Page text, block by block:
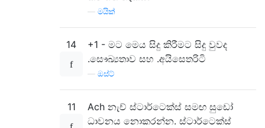
මයික්
14
+1 - මට මෙය සිදු කිරීමට සිදු වුවද
.සෞඛ්‍යතාව සහ .අයිසෙතරිටි
ඔස්ට්
11
Ach නැච් ස්ටාර්ටෙක්ස් සමඟ සුඩෝ
ධාවනය නොකරන්න. ස්ටාර්ටෙක්ස්